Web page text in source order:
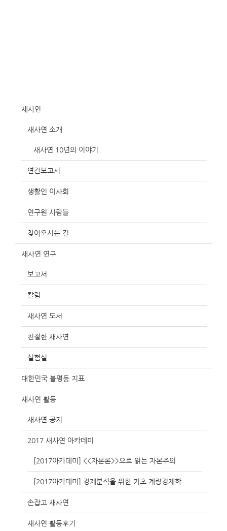
새사연
새사연 소개
새사연 10년의 이야기
연간보고서
생활인 이사회
연구원 사람들
찾아오시는 길
새사연 연구
보고서
칼럼
새사연 도서
친절한 새사연
실험실
대한민국 불평등 지표
새사연 활동
새사연 공지
2017 새사연 아카데미
[2017아카데미] <<자본론>>으로 읽는 자본주의
[2017아카데미] 경제분석을 위한 기초 계량경제학
손잡고 새사연
새사연 활동후기